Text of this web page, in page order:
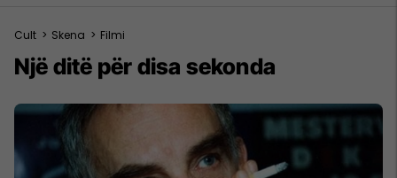
Cult > Skena > Filmi
Një ditë për disa sekonda